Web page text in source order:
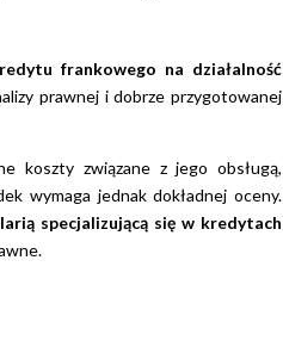
frankowego na działalność
prawnej i dobrze przygotowanej
koszty związane z jego obsługą,
wymaga jednak dokładnej oceny.
specjalizującą się w kredytach